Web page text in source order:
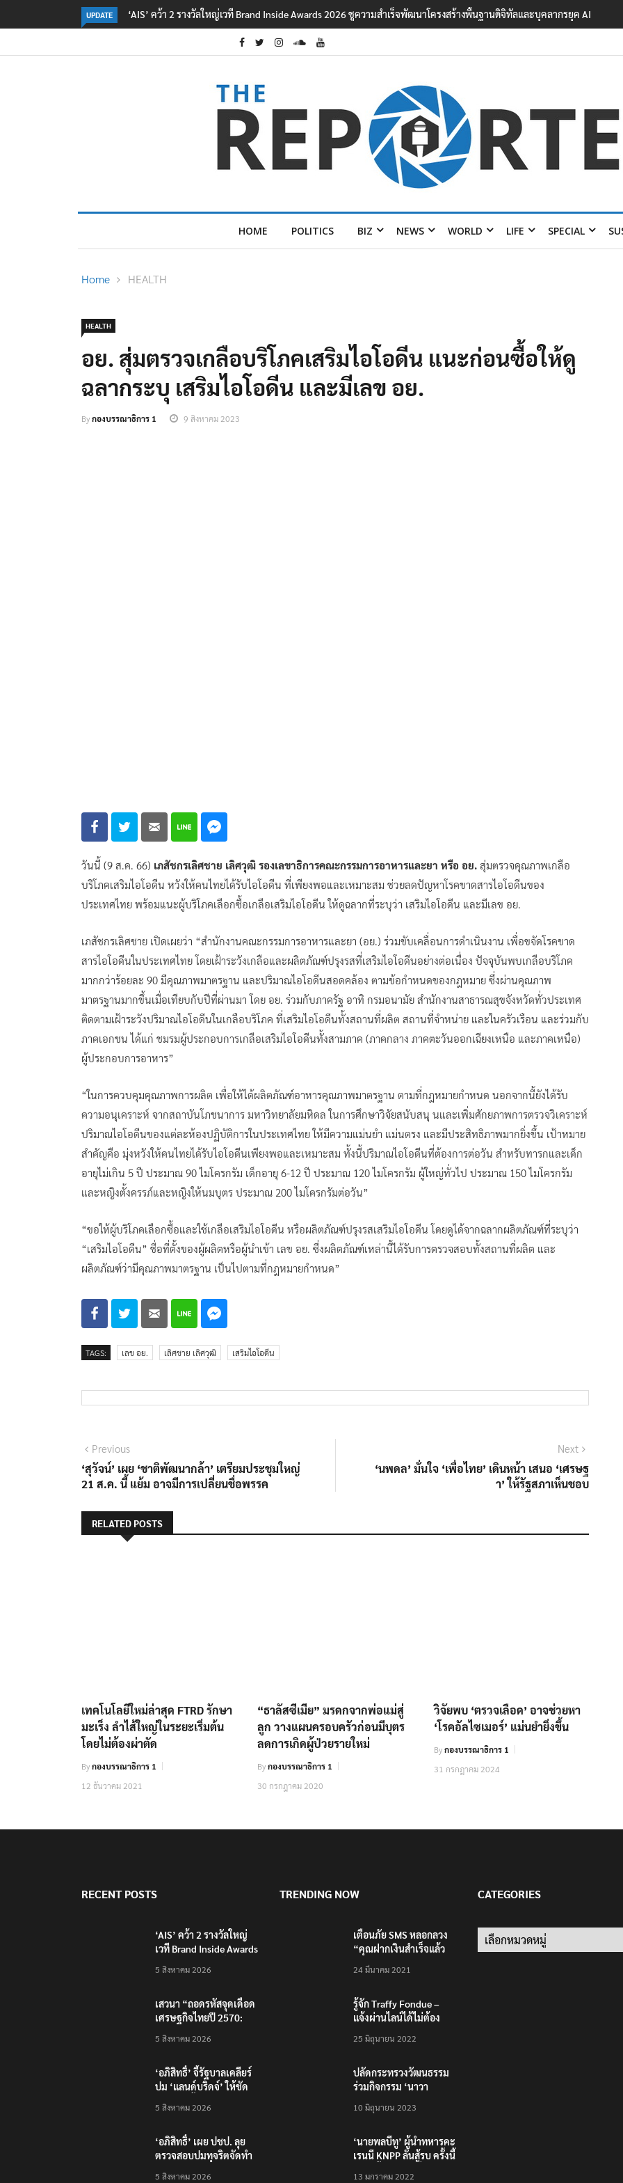
UPDATE ‘AIS’ คว้า 2 รางวัลใหญ่เวที Brand Inside Awards 2026 ชูความสำเร็จพัฒนาโครงสร้างพื้นฐานดิจิทัลและบุคลากรยุค AI
HOME POLITICS BIZ NEWS WORLD LIFE SPECIAL
Home HEALTH
HEALTH
อย. สุ่มตรวจเกลือบริโภคเสริมไอโอดีน แนะก่อนซื้อให้ดู
ฉลากระบุ เสริมไอโอดีน และมีเลข อย.
Byกองบรรณาธิการ 1 9 สิงหาคม 2023
วันนี้ (9 ส.ค. 66) เภสัชกรเลิศชาย เลิศวุฒิ รองเลขาธิการคณะกรรมการอาหารและยา หรือ อย. สุ่มตรวจคุณภาพเกลือ
บริโภคเสริมไอโอดีน หวังให้คนไทยได้รับไอโอดีน ที่เพียงพอและเหมาะสม ช่วยลดปัญหาโรคขาดสารไอโอดีนของ
ประเทศไทย พร้อมแนะผู้บริโภคเลือกซื้อเกลือเสริมไอโอดีน ให้ดูฉลากที่ระบุว่า เสริมไอโอดีน และมีเลข อย.
เภสัชกรเลิศชาย เปิดเผยว่า “สำนักงานคณะกรรมการอาหารและยา (อย.) ร่วมขับเคลื่อนการดำเนินงาน เพื่อขจัดโรคขาด
สารไอโอดีนในประเทศไทย โดยเฝ้าระวังเกลือและผลิตภัณฑ์ปรุงรสที่เสริมไอโอดีนอย่างต่อเนื่อง ปัจจุบันพบเกลือบริโภค
มากกว่าร้อยละ 90 มีคุณภาพมาตรฐาน และปริมาณไอโอดีนสอดคล้อง ตามข้อกำหนดของกฎหมาย ซึ่งผ่านคุณภาพ
มาตรฐานมากขึ้นเมื่อเทียบกับปีที่ผ่านมา โดย อย. ร่วมกับภาครัฐ อาทิ กรมอนามัย สำนักงานสาธารณสุขจังหวัดทั่วประเทศ
ติดตามเฝ้าระวังปริมาณไอโอดีนในเกลือบริโภค ที่เสริมไอโอดีนทั้งสถานที่ผลิต สถานที่จำหน่าย และในครัวเรือน และร่วมกับ
ภาคเอกชน ได้แก่ ชมรมผู้ประกอบการเกลือเสริมไอโอดีนทั้งสามภาค (ภาคกลาง ภาคตะวันออกเฉียงเหนือ และภาคเหนือ)
ผู้ประกอบการอาหาร”
“ในการควบคุมคุณภาพการผลิต เพื่อให้ได้ผลิตภัณฑ์อาหารคุณภาพมาตรฐาน ตามที่กฎหมายกำหนด นอกจากนี้ยังได้รับ
ความอนุเคราะห์ จากสถาบันโภชนาการ มหาวิทยาลัยมหิดล ในการศึกษาวิจัยสนับสนุ นและเพิ่มศักยภาพการตรวจวิเคราะห์
ปริมาณไอโอดีนของแต่ละห้องปฏิบัติการในประเทศไทย ให้มีความแม่นยำ แม่นตรง และมีประสิทธิภาพมากยิ่งขึ้น เป้าหมาย
สำคัญคือ มุ่งหวังให้คนไทยได้รับไอโอดีนเพียงพอและเหมาะสม ทั้งนี้ปริมาณไอโอดีนที่ต้องการต่อวัน สำหรับทารกและเด็ก
อายุไม่เกิน 5 ปี ประมาณ 90 ไมโครกรัม เด็กอายุ 6-12 ปี ประมาณ 120 ไมโครกรัม ผู้ใหญ่ทั่วไป ประมาณ 150 ไมโครกรัม
และหญิงตั้งครรภ์และหญิงให้นมบุตร ประมาณ 200 ไมโครกรัมต่อวัน”
“ขอให้ผู้บริโภคเลือกซื้อและใช้เกลือเสริมไอโอดีน หรือผลิตภัณฑ์ปรุงรสเสริมไอโอดีน โดยดูได้จากฉลากผลิตภัณฑ์ที่ระบุว่า
“เสริมไอโอดีน” ชื่อที่ตั้งของผู้ผลิตหรือผู้นำเข้า เลข อย. ซึ่งผลิตภัณฑ์เหล่านี้ได้รับการตรวจสอบทั้งสถานที่ผลิต และ
ผลิตภัณฑ์ว่ามีคุณภาพมาตรฐาน เป็นไปตามที่กฎหมายกำหนด”
TAGS: เลข อย. เลิศชาย เลิศวุฒิ เสริมไอโอดีน
แนะแนว
เรื่อง
PreviousPrevious
post:
‘สุวัจน์’ เผย ‘ชาติพัฒนากล้า’ เตรียมประชุมใหญ่
21 ส.ค. นี้ แย้ม อาจมีการเปลี่ยนชื่อพรรค
Next
post:
‘นพดล’ มั่นใจ ‘เพื่อไทย’ เดินหน้า เสนอ ‘เศรษฐ
า’ ให้รัฐสภาเห็นชอบ
RELATED POSTS
เทคโนโลยีใหม่ล่าสุด FTRD รักษา
มะเร็ง ลำไส้ใหญ่ในระยะเริ่มต้น
โดยไม่ต้องผ่าตัด
Byกองบรรณาธิการ 1
12 ธันวาคม 2021
“ธาลัสซีเมีย” มรดกจากพ่อแม่สู่
ลูก วางแผนครอบครัวก่อนมีบุตร
ลดการเกิดผู้ป่วยรายใหม่
Byกองบรรณาธิการ 1
30 กรกฎาคม 2020
วิจัยพบ ‘ตรวจเลือด’ อาจช่วยหา
‘โรคอัลไซเมอร์’ แม่นยำยิ่งขึ้น
Byกองบรรณาธิการ 1
31 กรกฎาคม 2024
RECENT POSTS
‘AIS’ คว้า 2 รางวัลใหญ่
เวที Brand Inside Awards
โครงสร้างพื้นฐานดิจิทัล
5 สิงหาคม 2026
เสวนา “ถอดรหัสจุดเดือด
เศรษฐกิจไทยปี 2570:
ธุรกิจไทยจะรับมือ
5 สิงหาคม 2026
‘อภิสิทธิ์’ จี้รัฐบาลเคลียร์
ปม ‘แลนด์บริดจ์’ ให้ชัด
5 สิงหาคม 2026
‘อภิสิทธิ์’ เผย ปชป. ลุย
ตรวจสอบปมทุจริตจัดทำ
5 สิงหาคม 2026
TRENDING NOW
เตือนภัย SMS หลอกลวง
“คุณฝากเงินสำเร็จแล้ว
200,000 บาท”
24 มีนาคม 2021
รู้จัก Traffy Fondue –
แจ้งผ่านไลน์ได้ไม่ต้อง
ทั่วไทย ไม่ใช่แค่ในกรุง
25 มิถุนายน 2022
ปลัดกระทรวงวัฒนธรรม
ร่วมกิจกรรม ‘นาวา
ตักบาตรทางน้ำ
10 มิถุนายน 2023
‘นายพลบีทู’ ผู้นำทหารคะ
เรนนี KNPP ลั่นสู้รบ ครั้งนี้
13 มกราคม 2022
CATEGORIES
Categories